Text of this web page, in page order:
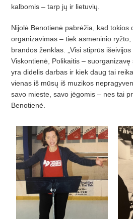
kalbomis–tarp jų ir lietuvių.
Nijolė Benotienė pabrėžia, kad tokios
organizavimas –tiek asme­ninio
brandosženklas. „Visi stiprūs išeivijos
Viskontienė, Polikaitis –
yra di­de­lis darbas ir kiek daug tai
vienas iš mūsų iš muzikos
savo mieste, savo jėgomis – nes tai
Benotienė.